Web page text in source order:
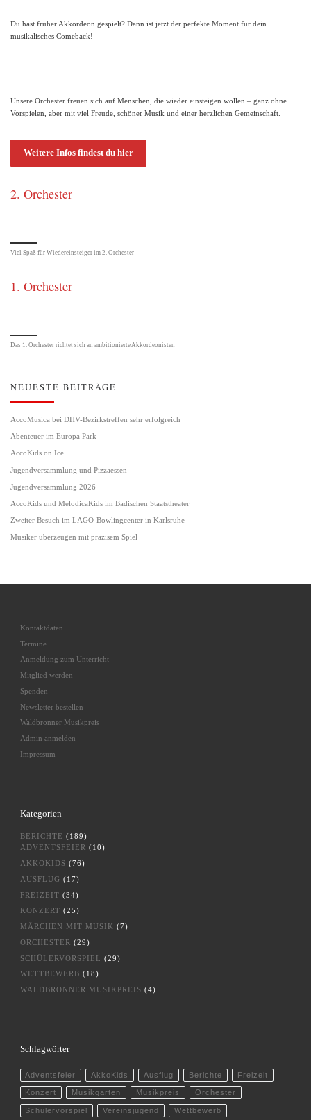
Du hast früher Akkordeon gespielt? Dann ist jetzt der perfekte Moment für dein
musikalisches Comeback!
Unsere Orchester freuen sich auf Menschen, die wieder einsteigen wollen – ganz ohne
Vorspielen, aber mit viel Freude, schöner Musik und einer herzlichen Gemeinschaft.
Weitere Infos findest du hier
2. Orchester
Viel Spaß für Wiedereinsteiger im 2. Orchester
1. Orchester
Das 1. Orchester richtet sich an ambitionierte Akkordeonisten
NEUESTE BEITRÄGE
AccoMusica bei DHV-Bezirkstreffen sehr erfolgreich
Abenteuer im Europa Park
AccoKids on Ice
Jugendversammlung und Pizzaessen
Jugendversammlung 2026
AccoKids und MelodicaKids im Badischen Staatstheater
Zweiter Besuch im LAGO-Bowlingcenter in Karlsruhe
Musiker überzeugen mit präzisem Spiel
Kontaktdaten
Termine
Anmeldung zum Unterricht
Mitglied werden
Spenden
Newsletter bestellen
Waldbronner Musikpreis
Admin anmelden
Impressum
Kategorien
BERICHTE (189)
ADVENTSFEIER (10)
AKKOKIDS (76)
AUSFLUG (17)
FREIZEIT (34)
KONZERT (25)
MÄRCHEN MIT MUSIK (7)
ORCHESTER (29)
SCHÜLERVORSPIEL (29)
WETTBEWERB (18)
WALDBRONNER MUSIKPREIS (4)
Schlagwörter
Adventsfeier AkkoKids Ausflug Berichte Freizeit
Konzert Musikgarten Musikpreis Orchester
Schülervorspiel Vereinsjugend Wettbewerb